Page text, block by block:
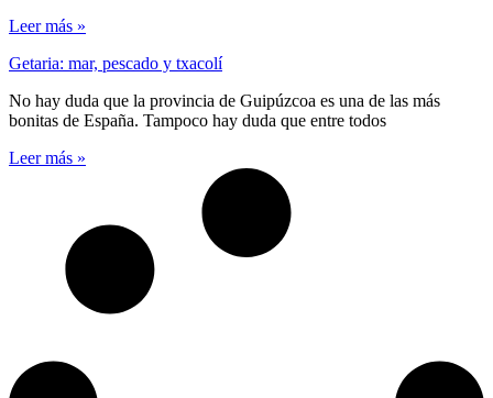
Leer más »
Getaria: mar, pescado y txacolí
No hay duda que la provincia de Guipúzcoa es una de las más
bonitas de España. Tampoco hay duda que entre todos
Leer más »